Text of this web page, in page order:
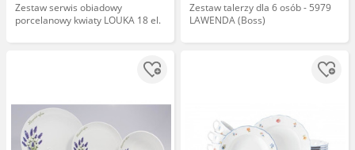
Zestaw serwis obiadowy
porcelanowy kwiaty LOUKA 18 el.
Zestaw talerzy dla 6 osób - 5979
LAWENDA (Boss)